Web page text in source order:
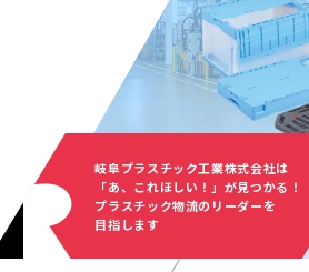
岐阜プラスチック工業株式会社は
「あ、これほしい！」が見つかる！
プラスチック物流のリーダーを
目指します